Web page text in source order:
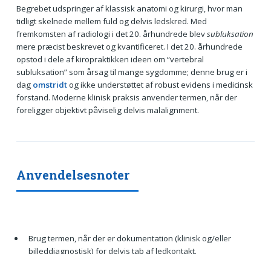
Begrebet udspringer af klassisk anatomi og kirurgi, hvor man
tidligt skelnede mellem fuld og delvis ledskred. Med
fremkomsten af radiologi i det 20. århundrede blevsubluksation
mere præcist beskrevet og kvantificeret. I det 20. århundrede
opstod i dele af kiropraktikken ideen om “vertebral
subluksation” som årsag til mange sygdomme; denne brug er i
dag omstridtog ikke understøttet af robust evidens i medicinsk
forstand. Moderne klinisk praksis anvender termen, når der
foreligger objektivt påviselig delvis malalignment.
Anvendelsesnoter
Brug termen, når der er dokumentation (klinisk og/eller
billeddiagnostisk) for delvis tab af ledkontakt.